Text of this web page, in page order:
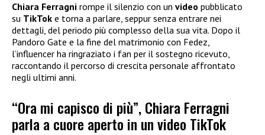
Chiara Ferragni rompe il silenzio con un video pubblicato
su TikTok e torna a parlare, seppur senza entrare nei
dettagli, del periodo più complesso della sua vita. Dopo il
Pandoro Gate e la fine del matrimonio con Fedez,
l’influencer ha ringraziato i fan per il sostegno ricevuto,
raccontando il percorso di crescita personale affrontato
negli ultimi anni.
“Ora mi capisco di più”, Chiara Ferragni
parla a cuore aperto in un video TikTok